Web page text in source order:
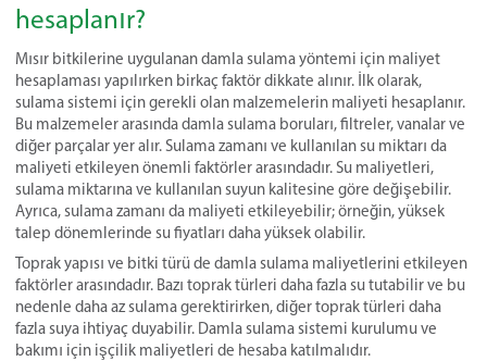
hesaplanır?
Mısır bitkilerine uygulanan damla sulama yöntemi için maliyet
hesaplaması yapılırken birkaç faktör dikkate alınır. İlk olarak,
sulama sistemi için gerekli olan malzemelerin maliyeti hesaplanır.
Bu malzemeler arasında damla sulama boruları, filtreler, vanalar ve
diğer parçalar yer alır. Sulama zamanı ve kullanılan su miktarı da
maliyeti etkileyen önemli faktörler arasındadır. Su maliyetleri,
sulama miktarına ve kullanılan suyun kalitesine göre değişebilir.
Ayrıca, sulama zamanı da maliyeti etkileyebilir; örneğin, yüksek
talep dönemlerinde su fiyatları daha yüksek olabilir.
Toprak yapısı ve bitki türü de damla sulama maliyetlerini etkileyen
faktörler arasındadır. Bazı toprak türleri daha fazla su tutabilir ve bu
nedenle daha az sulama gerektirirken, diğer toprak türleri daha
fazla suya ihtiyaç duyabilir. Damla sulama sistemi kurulumu ve
bakımı için işçilik maliyetleri de hesaba katılmalıdır.